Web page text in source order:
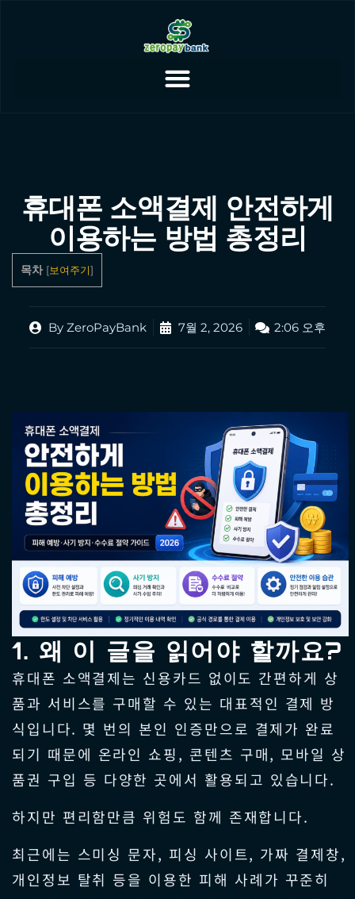
휴대폰 소액결제 안전하게
이용하는 방법 총정리
목차 [보여주기]
By ZeroPayBank 7월 2, 2026 2:06 오후
1. 왜 이 글을 읽어야 할까요?
휴대폰 소액결제는 신용카드 없이도 간편하게 상
품과 서비스를 구매할 수 있는 대표적인 결제 방
식입니다. 몇 번의 본인 인증만으로 결제가 완료
되기 때문에 온라인 쇼핑, 콘텐츠 구매, 모바일 상
품권 구입 등 다양한 곳에서 활용되고 있습니다.
하지만 편리함만큼 위험도 함께 존재합니다.
최근에는 스미싱 문자, 피싱 사이트, 가짜 결제창,
개인정보 탈취 등을 이용한 피해 사례가 꾸준히